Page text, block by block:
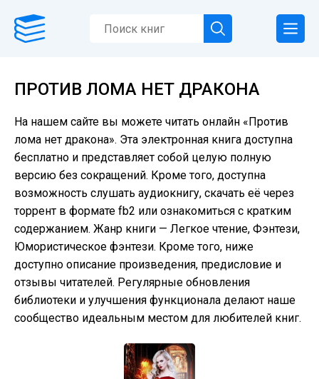
ПРОТИВ ЛОМА НЕТ ДРАКОНА
На нашем сайте вы можете читать онлайн «Против
лома нет дракона». Эта электронная книга доступна
бесплатно и представляет собой целую полную
версию без сокращений. Кроме того, доступна
возможность слушать аудиокнигу, скачать её через
торрент в формате fb2 или ознакомиться с кратким
содержанием. Жанр книги — Легкое чтение, Фэнтези,
Юмористическое фэнтези. Кроме того, ниже
доступно описание произведения, предисловие и
отзывы читателей. Регулярные обновления
библиотеки и улучшения функционала делают наше
сообщество идеальным местом для любителей книг.